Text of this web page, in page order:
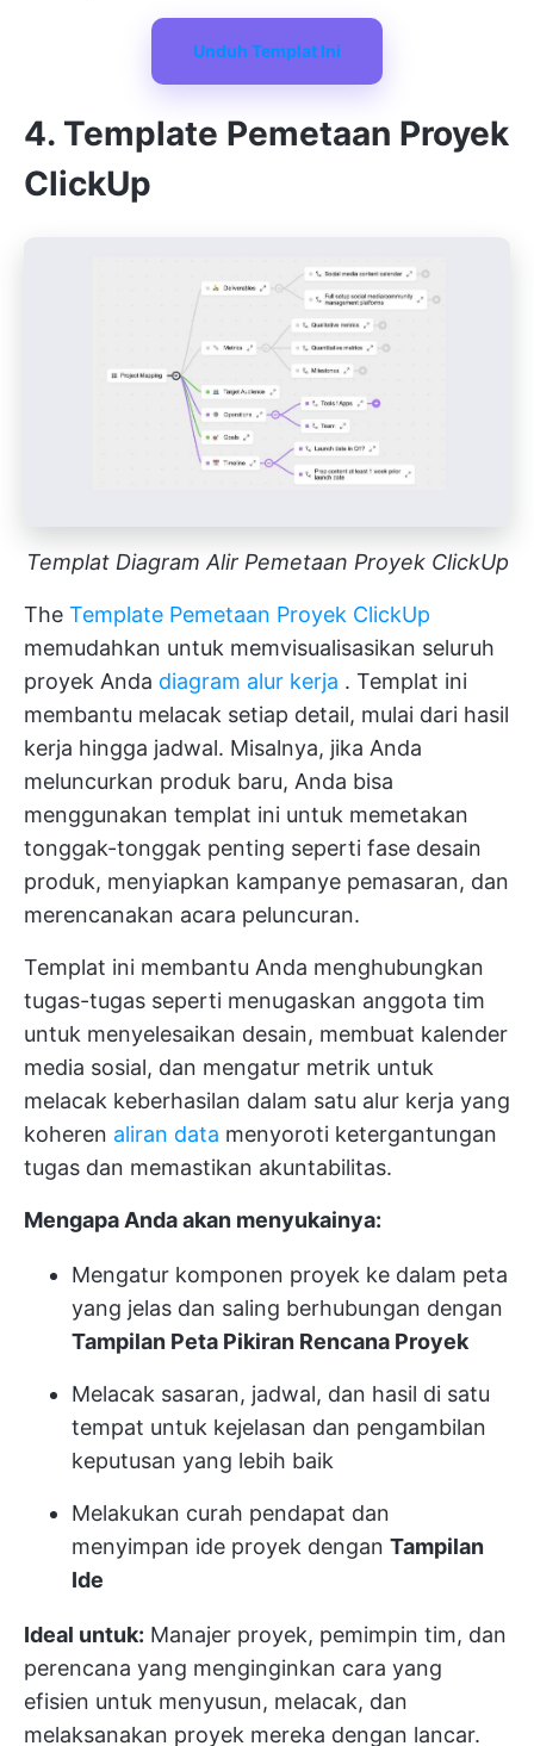
Unduh Templat Ini
4. Template Pemetaan Proyek
ClickUp
Templat Diagram Alir Pemetaan Proyek ClickUp
The Template Pemetaan Proyek ClickUp
memudahkan untuk memvisualisasikan seluruh
proyek Anda diagram alur kerja . Templat ini
membantu melacak setiap detail, mulai dari hasil
kerja hingga jadwal. Misalnya, jika Anda
meluncurkan produk baru, Anda bisa
menggunakan templat ini untuk memetakan
tonggak-tonggak penting seperti fase desain
produk, menyiapkan kampanye pemasaran, dan
merencanakan acara peluncuran.
Templat ini membantu Anda menghubungkan
tugas-tugas seperti menugaskan anggota tim
untuk menyelesaikan desain, membuat kalender
media sosial, dan mengatur metrik untuk
melacak keberhasilan dalam satu alur kerja yang
koheren aliran data menyoroti ketergantungan
tugas dan memastikan akuntabilitas.
Mengapa Anda akan menyukainya:
Mengatur komponen proyek ke dalam peta
yang jelas dan saling berhubungan dengan
Tampilan Peta Pikiran Rencana Proyek
Melacak sasaran, jadwal, dan hasil di satu
tempat untuk kejelasan dan pengambilan
keputusan yang lebih baik
Melakukan curah pendapat dan
menyimpan ide proyek dengan Tampilan
Ide
Ideal untuk: Manajer proyek, pemimpin tim, dan
perencana yang menginginkan cara yang
efisien untuk menyusun, melacak, dan
melaksanakan proyek mereka dengan lancar.